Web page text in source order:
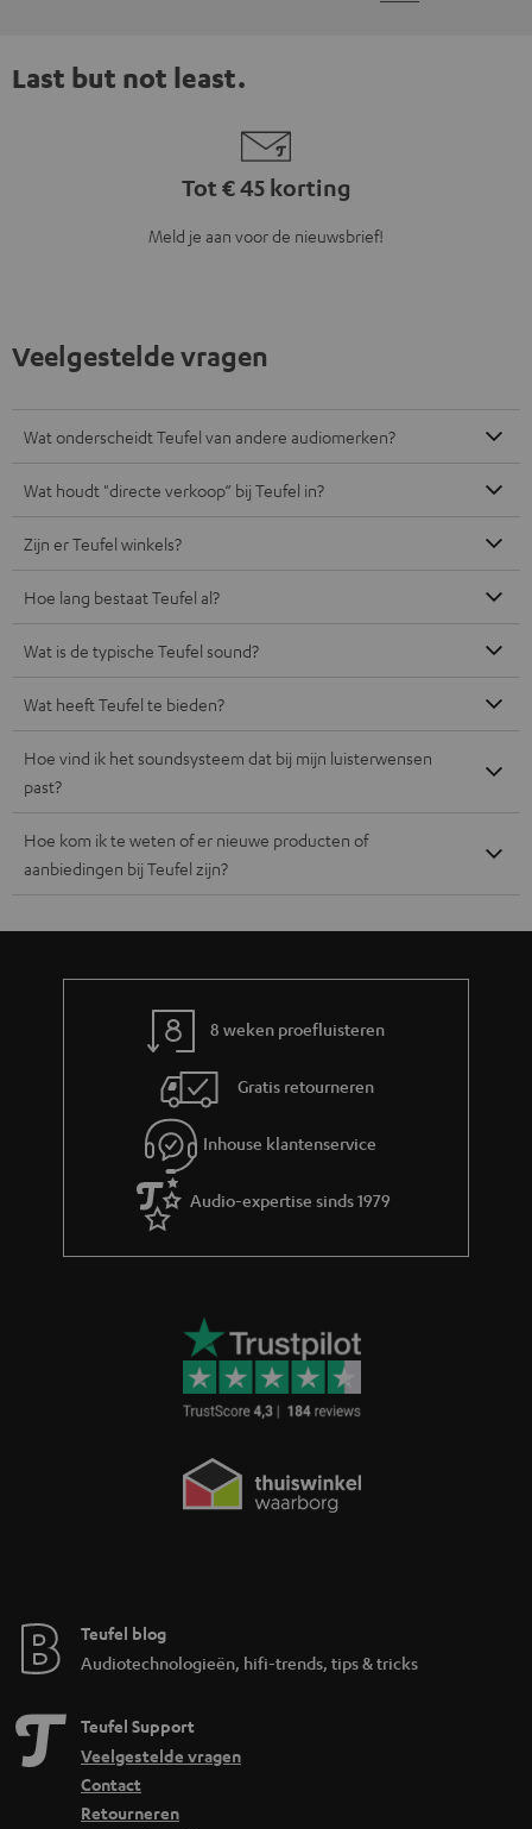
Last but not least.
Tot € 45 korting
Meld je aan voor de nieuwsbrief!
Veelgestelde vragen
Wat onderscheidt Teufel van andere audiomerken?
Wat houdt "directe verkoop“ bij Teufel in?
Zijn er Teufel winkels?
Hoe lang bestaat Teufel al?
Wat is de typische Teufel sound?
Wat heeft Teufel te bieden?
Hoe vind ik het soundsysteem dat bij mijn luisterwensen
past?
Hoe kom ik te weten of er nieuwe producten of
aanbiedingen bij Teufel zijn?
8 weken proefluisteren
Gratis retourneren
Inhouse klantenservice
Audio-expertise sinds 1979
Teufel blog
Audiotechnologieën, hifi-trends, tips & tricks
Teufel Support
Veelgestelde vragen
Contact
Retourneren